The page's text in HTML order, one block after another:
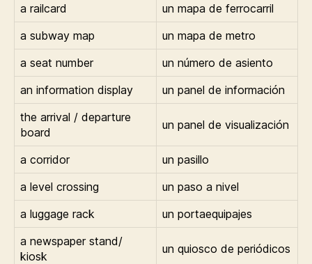
a railcard
un mapa de ferrocarril
a subway map
un mapa de metro
a seat number
un número de asiento
an information display
un panel de información
the arrival / departure
board
un panel de visualización
a corridor
un pasillo
a level crossing
un paso a nivel
a luggage rack
un portaequipajes
a newspaper stand/
kiosk
un quiosco de periódicos